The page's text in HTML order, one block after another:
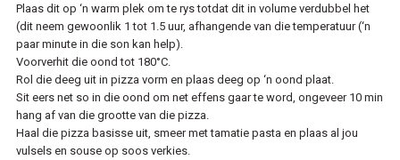
Plaas dit op ‘n warm plek om te rys totdat dit in volume verdubbel het
(dit neem gewoonlik 1 tot 1.5 uur, afhangende van die temperatuur (‘n
paar minute in die son kan help).
Voorverhit die oond tot 180°C.
Rol die deeg uit in pizza vorm en plaas deeg op ‘n oond plaat.
Sit eers net so in die oond om net effens gaar te word, ongeveer 10 min
hang af van die grootte van die pizza.
Haal die pizza basisse uit, smeer met tamatie pasta en plaas al jou
vulsels en souse op soos verkies.